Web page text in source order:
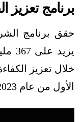
برنامج تعزيز
حقق برنامج
خلال تعزيز
الأول من عام 2023.